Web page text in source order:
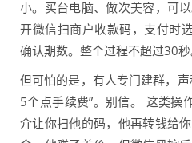
小。买台电脑、做次美容，可
开微信扫商户收款码，支付时
确认期数。整个过程不超过30秒
但可怕的是，有人专门建群，
5个点手续费”。别信。 这类
介让你扫他的码，他再转钱给